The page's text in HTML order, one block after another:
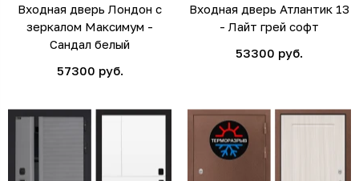
Входная дверь Лондон с
зеркалом Максимум -
Сандал белый
57300 руб.
Входная дверь Атлантик 13
- Лайт грей софт
53300 руб.